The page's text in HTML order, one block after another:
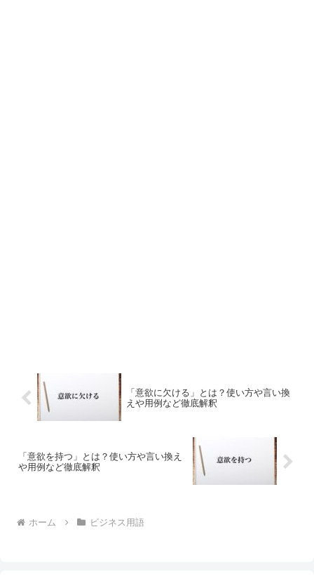
「意欲に欠ける」とは？使い方や言い換
えや用例など徹底解釈
「意欲を持つ」とは？使い方や言い換え
や用例など徹底解釈
ホーム ビジネス用語